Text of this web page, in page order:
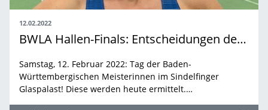
12.02.2022
BWLA Hallen-Finals: Entscheidungen der Frauen
Samstag, 12. Februar 2022: Tag der Baden-
Württembergischen Meisterinnen im Sindelfinger
Glaspalast! Diese werden heute ermittelt.…